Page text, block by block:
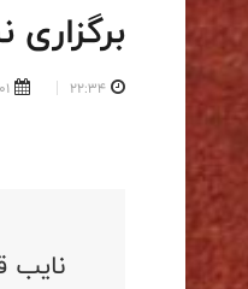
22:34
نایب